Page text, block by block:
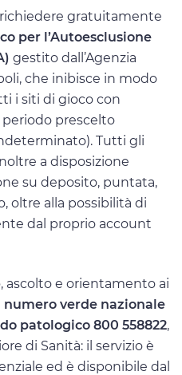
richiedere gratuitamente
per l’Autoesclusione
gestito dall’Agenzia
che inibisce in modo
i siti di gioco con
prescelto
Tutti gli
a disposizione
su deposito, puntata,
oltre alla possibilità di
dal proprio account
ascolto e orientamento ai
numero verde nazionale
patologico 800 558822,
di Sanità: il servizio è
ed è disponibile dal